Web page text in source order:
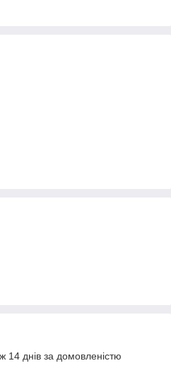
14 днів за домовленістю